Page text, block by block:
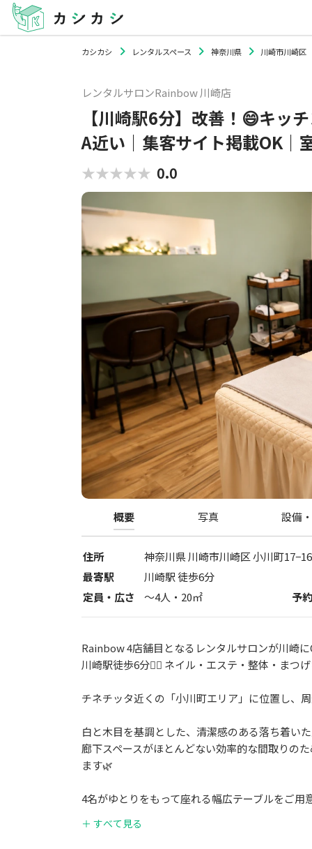
カシカシ レンタルスペース 神奈川県 川崎市川崎区
レンタルサロンRainbow 川崎店
【川崎駅6分】改善！😄キッ
A近い｜集客サイト掲載OK｜
★★★★★
★★★★★ 0.0
概要 写真 設備
住所 神奈川県川崎市川崎区 小川町17−16
最寄駅
川崎駅 徒歩6分
定員・広さ
〜4人・ 20㎡ 予
Rainbow 4店舗目となるレンタルサロンが川崎
川崎駅徒歩6分🚶‍♀️ ネイル・エステ・整体・まつ
チネチッタ近くの「小川町エリア」に位置し、
白と木目を基調とした、清潔感のある落ち着い
廊下スペースがほとんどない効率的な間取りの
ます🌿
4名がゆとりをもって座れる幅広テーブルをご用
＋ すべて見る